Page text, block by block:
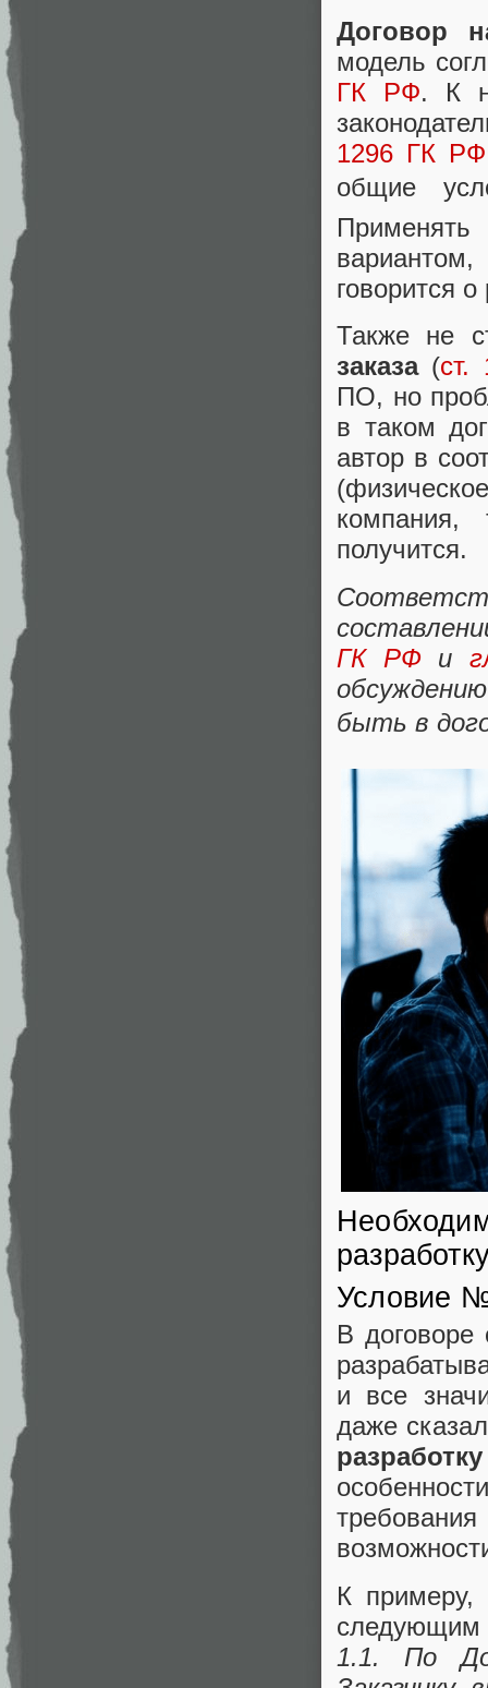
Договор
модель
ГК РФ. К
1296 ГК РФ
общие
говорится
Также не
заказа (ст.
ПО, но
в таком
автор в
компания,
получится.
ГК РФ и
быть в
Условие
В договоре
и все
даже
К примеру,
следующим
1.1. По